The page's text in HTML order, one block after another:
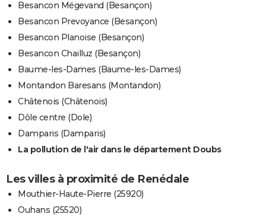
Besancon Mégevand (Besançon)
Besancon Prevoyance (Besançon)
Besancon Planoise (Besançon)
Besancon Chailluz (Besançon)
Baume-les-Dames (Baume-les-Dames)
Montandon Baresans (Montandon)
Châtenois (Châtenois)
Dôle centre (Dole)
Damparis (Damparis)
La pollution de l'air dans le département Doubs
Les villes à proximité de Renédale
Mouthier-Haute-Pierre (25920)
Ouhans (25520)